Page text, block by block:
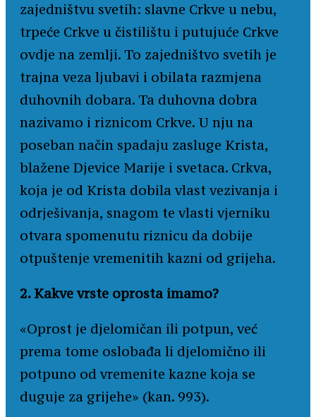
zajedništvu svetih: slavne Crkve u nebu,
trpeće Crkve u čistilištu i putujuće Crkve
ovdje na zemlji. To zajedništvo svetih je
trajna veza ljubavi i obilata razmjena
duhovnih dobara. Ta duhovna dobra
nazivamo i riznicom Crkve. U nju na
poseban način spadaju zasluge Krista,
blažene Djevice Marije i svetaca. Crkva,
koja je od Krista dobila vlast vezivanja i
odrješivanja, snagom te vlasti vjerniku
otvara spomenutu riznicu da dobije
otpuštenje vremenitih kazni od grijeha.
2. Kakve vrste oprosta imamo?
«Oprost je djelomičan ili potpun, već
prema tome oslobađa li djelomično ili
potpuno od vremenite kazne koja se
duguje za grijehe» (kan. 993).